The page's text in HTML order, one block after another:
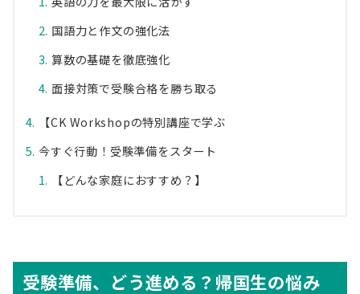
国語力と作文の強化法
算数の基礎を徹底強化
面接対策で受験合格を勝ち取る
【CK Workshopの特別講座で学ぶ
今すぐ行動！受験準備をスタート
【どんな家庭におすすめ？】
受験準備、どう進める？帰国生の悩み